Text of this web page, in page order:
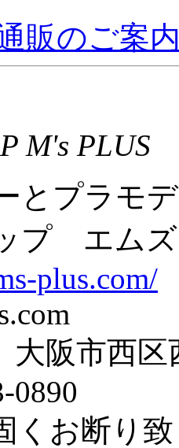
販のご案
M's PLUS
とプラモ
プ エム
plus.com/
大阪市西
0890
くお断り